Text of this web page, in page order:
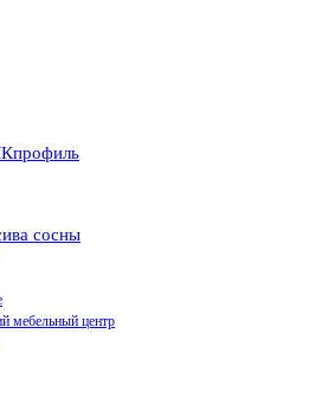
сосны
мебельный центр